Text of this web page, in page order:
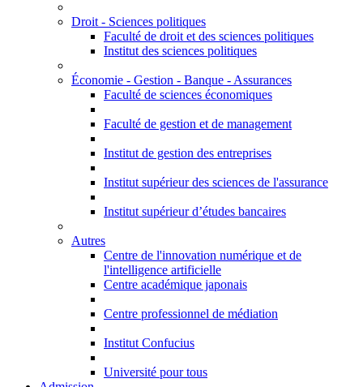
Droit - Sciences politiques
Faculté de droit et des sciences politiques
Institut des sciences politiques
Économie - Gestion - Banque - Assurances
Faculté de sciences économiques
Faculté de gestion et de management
Institut de gestion des entreprises
Institut supérieur des sciences de l'assurance
Institut supérieur d’études bancaires
Autres
Centre de l'innovation numérique et de
l'intelligence artificielle
Centre académique japonais
Centre professionnel de médiation
Institut Confucius
Université pour tous